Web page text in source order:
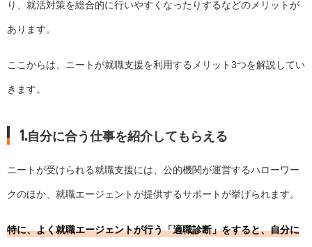
り、就活対策を総合的に行いやすくなったりするなどのメリットが
あります。
ここからは、ニートが就職支援を利用するメリット3つを解説してい
きます。
1.自分に合う仕事を紹介してもらえる
ニートが受けられる就職支援には、公的機関が運営するハローワー
クのほか、就職エージェントが提供するサポートが挙げられます。
特に、よく就職エージェントが行う「適職診断」をすると、自分に